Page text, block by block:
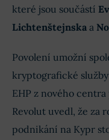
které jsou součástí
Lichtenštejnska a
Povolení umožní
kryptografické
EHP z nového
Revolut uvedl, že za
podnikání na Kypr